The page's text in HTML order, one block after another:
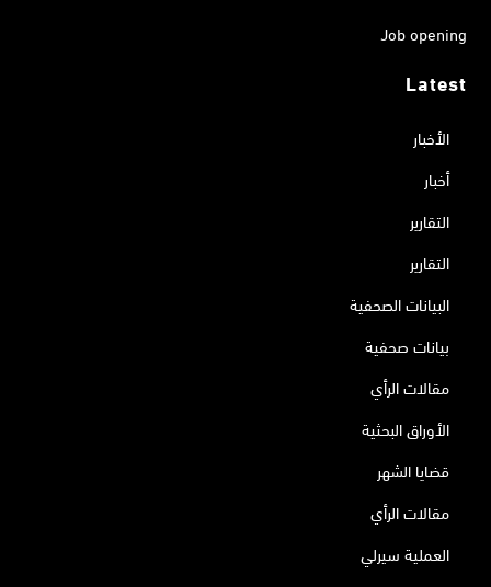
Job opening
Latest
الأخبار
أخبار
التقارير
التقارير
البيانات الصحفية
بيانات صحفية
مقالات الرأي
الأوراق البحثية
قضايا الشهر
مقالات الرأي
العملية سيرلي